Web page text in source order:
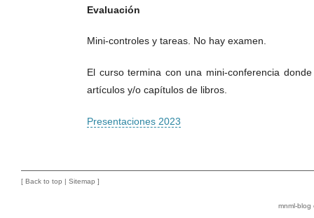
Evaluación
Mini-controles y tareas. No hay examen.
El curso termina con una mini-conferencia
artículos y/o capítulos de libros.
Presentaciones 2023
[ Back to top | Sitemap ]
mnml-blog